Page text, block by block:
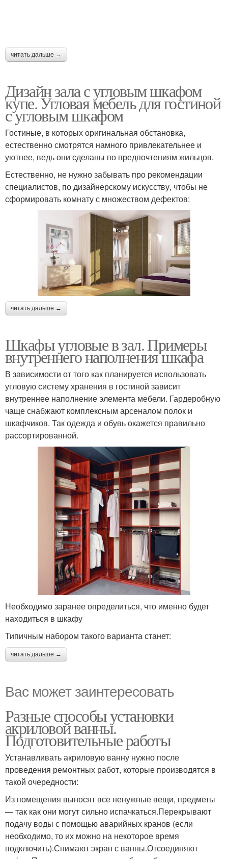
читать дальше →
Дизайн зала с угловым шкафом
купе. Угловая мебель для гостиной
с угловым шкафом
Гостиные, в которых оригинальная обстановка,
естественно смотрятся намного привлекательнее и
уютнее, ведь они сделаны по предпочтениям жильцов.
Естественно, не нужно забывать про рекомендации
специалистов, по дизайнерскому искусству, чтобы не
сформировать комнату с множеством дефектов:
читать дальше →
Шкафы угловые в зал. Примеры
внутреннего наполнения шкафа
В зависимости от того как планируется использовать
угловую систему хранения в гостиной зависит
внутреннее наполнение элемента мебели. Гардеробную
чаще снабжают комплексным арсеналом полок и
шкафчиков. Так одежда и обувь окажется правильно
рассортированной.
Необходимо заранее определиться, что именно будет
находиться в шкафу
Типичным набором такого варианта станет:
читать дальше →
Вас может заинтересовать
Разные способы установки
акриловой ванны.
Подготовительные работы
Устанавливать акриловую ванну нужно после
проведения ремонтных работ, которые производятся в
такой очередности:
Из помещения выносят все ненужные вещи, предметы
— так как они могут сильно испачкаться.Перекрывают
подачу воды с помощью аварийных кранов (если
необходимо, то их можно на некоторое время
подключить).Снимают экран с ванны.Отсоединяют